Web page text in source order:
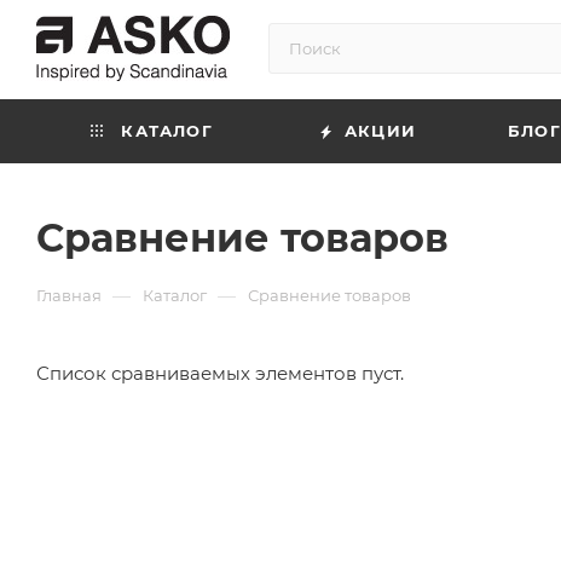
КАТАЛОГ АКЦИИ БЛОГ
Сравнение товаров
Главная — Каталог — Сравнение товаров
Список сравниваемых элементов пуст.